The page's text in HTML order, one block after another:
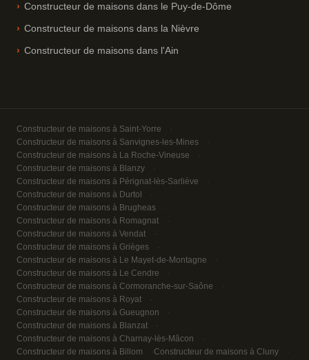
Constructeur de maisons dans le Puy-de-Dôme
Constructeur de maisons dans la Nièvre
Constructeur de maisons dans l'Ain
Constructeur de maisons à Saint-Yorre
Constructeur de maisons à Sanvignes-les-Mines
Constructeur de maisons à La Roche-Vineuse
Constructeur de maisons à Blanzy
Constructeur de maisons à Pérignat-lès-Sarliève
Constructeur de maisons à Durtol
Constructeur de maisons à Brugheas
Constructeur de maisons à Romagnat
Constructeur de maisons à Vendat
Constructeur de maisons à Grièges
Constructeur de maisons à Le Mayet-de-Montagne
Constructeur de maisons à Le Cendre
Constructeur de maisons à Cormoranche-sur-Saône
Constructeur de maisons à Royat
Constructeur de maisons à Gueugnon
Constructeur de maisons à Blanzat
Constructeur de maisons à Charnay-lès-Mâcon
Constructeur de maisons à Billom
Constructeur de maisons à Cluny